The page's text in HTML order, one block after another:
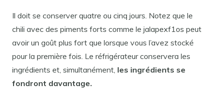
Il doit se conserver quatre ou cinq jours. Notez que le
chili avec des piments forts comme le jalapexf1os peut
avoir un goût plus fort que lorsque vous l’avez stocké
pour la première fois. Le réfrigérateur conservera les
ingrédients et, simultanément, les ingrédients se
fondront davantage.